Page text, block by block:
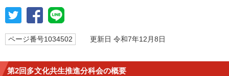
ページ番号1034502 更新日 令和7年12月8日
第2回多文化共生推進分科会の概要